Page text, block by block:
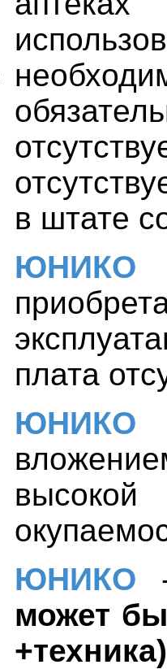
в штате
ЮНИКО
плата
ЮНИКО
ЮНИКО
может